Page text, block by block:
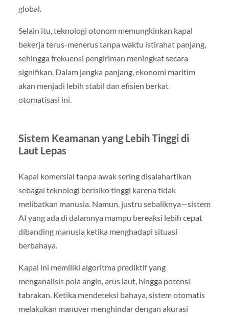
global.
Selain itu, teknologi otonom memungkinkan kapal
bekerja terus-menerus tanpa waktu istirahat panjang,
sehingga frekuensi pengiriman meningkat secara
signifikan. Dalam jangka panjang, ekonomi maritim
akan menjadi lebih stabil dan efisien berkat
otomatisasi ini.
Sistem Keamanan yang Lebih Tinggi di
Laut Lepas
Kapal komersial tanpa awak sering disalahartikan
sebagai teknologi berisiko tinggi karena tidak
melibatkan manusia. Namun, justru sebaliknya—sistem
AI yang ada di dalamnya mampu bereaksi lebih cepat
dibanding manusia ketika menghadapi situasi
berbahaya.
Kapal ini memiliki algoritma prediktif yang
menganalisis pola angin, arus laut, hingga potensi
tabrakan. Ketika mendeteksi bahaya, sistem otomatis
melakukan manuver menghindar dengan akurasi